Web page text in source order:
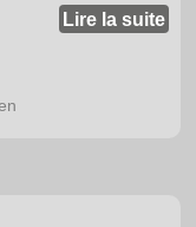
Lire la suite